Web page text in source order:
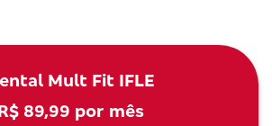
Mult Fit IFLE
89,99 por mês